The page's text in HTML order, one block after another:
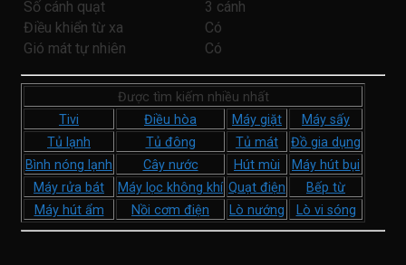
Số cánh quạt
3 cánh
Điều khiển từ xa
Có
Gió mát tự nhiên
Có
Được tìm kiếm nhiều nhất
Tivi
Điều hòa Máy giặt
Máy sấy
Tủ lạnh
Tủ đông Tủ mát
Đồ gia dụng
Bình nóng lạnh
Cây nước Hút mùi
Máy hút bụi
Máy rửa bát
Máy lọc không khí Quạt điện
Bếp từ
Máy hút ẩm
Nồi cơm điện Lò nướng Lò vi sóng